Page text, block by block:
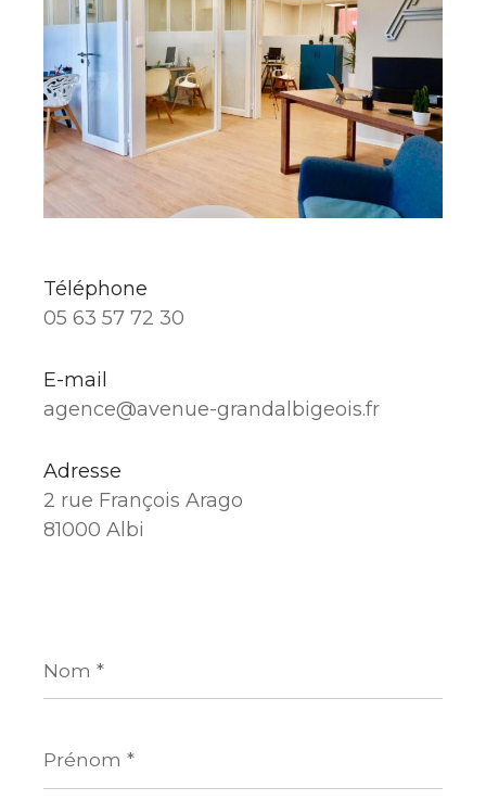
Téléphone
05 63 57 72 30
E-mail
agence@avenue-grandalbigeois.fr
Adresse
2 rue François Arago
81000 Albi
*
*